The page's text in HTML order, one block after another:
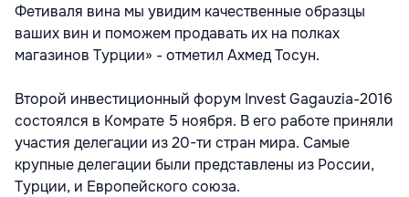
Фетиваля вина мы увидим качественные образцы
ваших вин и поможем продавать их на полках
магазинов Турции» - отметил Ахмед Тосун.
Второй инвестиционный форум Invest Gagauzia-2016
состоялся в Комрате 5 ноября. В его работе приняли
участия делегации из 20-ти стран мира. Самые
крупные делегации были представлены из России,
Турции, и Европейского союза.